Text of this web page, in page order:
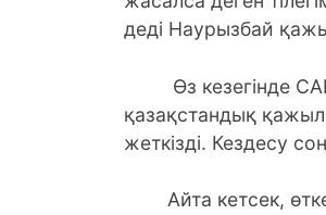
деді Наурызбай
Өз кезегінде САК
қазақстандық
жеткізді. Кездесу
Айта кетсек,